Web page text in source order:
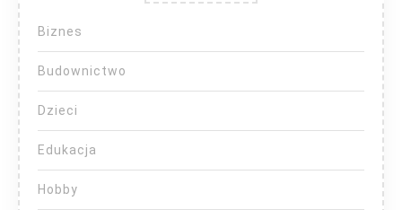
Biznes
Budownictwo
Dzieci
Edukacja
Hobby